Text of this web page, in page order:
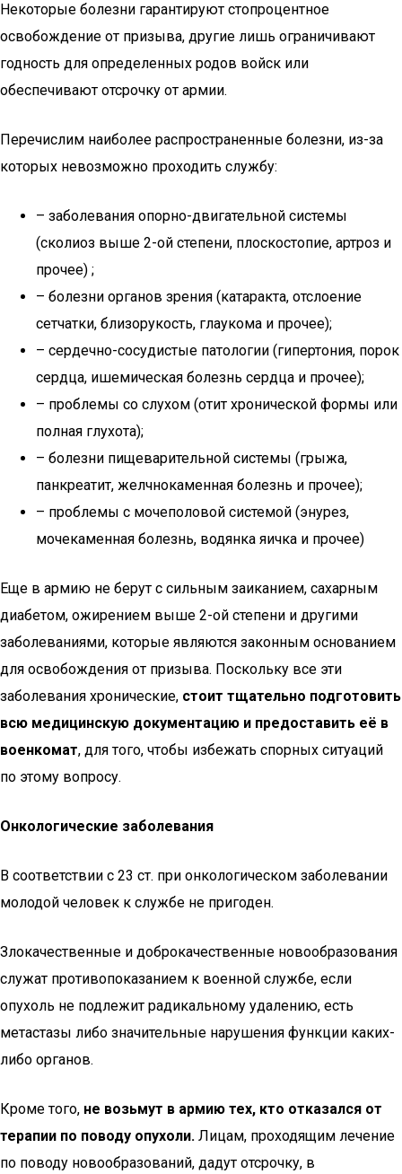
Некоторые болезни гарантируют стопроцентное
освобождение от призыва, другие лишь ограничивают
годность для определенных родов войск или
обеспечивают отсрочку от армии.
Перечислим наиболее распространенные болезни, из-за
которых невозможно проходить службу:
– заболевания опорно-двигательной системы
(сколиоз выше 2-ой степени, плоскостопие, артроз и
прочее) ;
– болезни органов зрения (катаракта, отслоение
сетчатки, близорукость, глаукома и прочее);
– сердечно-сосудистые патологии (гипертония, порок
сердца, ишемическая болезнь сердца и прочее);
– проблемы со слухом (отит хронической формы или
полная глухота);
– болезни пищеварительной системы (грыжа,
панкреатит, желчнокаменная болезнь и прочее);
– проблемы с мочеполовой системой (энурез,
мочекаменная болезнь, водянка яичка и прочее)
Еще в армию не берут с сильным заиканием, сахарным
диабетом, ожирением выше 2-ой степени и другими
заболеваниями, которые являются законным основанием
для освобождения от призыва. Поскольку все эти
заболевания хронические, стоит тщательно подготовить
всю медицинскую документацию и предоставить её в
военкомат, для того, чтобы избежать спорных ситуаций
по этому вопросу.
Онкологические заболевания
В соответствии с 23 ст. при онкологическом заболевании
молодой человек к службе не пригоден.
Злокачественные и доброкачественные новообразования
служат противопоказанием к военной службе, если
опухоль не подлежит радикальному удалению, есть
метастазы либо значительные нарушения функции каких-
либо органов.
Кроме того, не возьмут в армию тех, кто отказался от
терапии по поводу опухоли. Лицам, проходящим лечение
по поводу новообразований, дадут отсрочку, в